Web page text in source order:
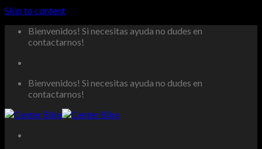
Skip to content
Bienvenidos! Si necesitas ayuda no dudes en
contactarnos!
Bienvenidos! Si necesitas ayuda no dudes en
contactarnos!